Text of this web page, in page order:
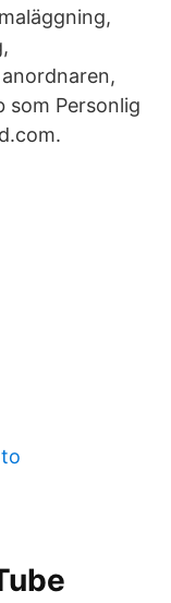
som Personlig